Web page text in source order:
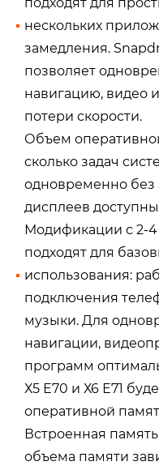
нескольких
замедления.
позволяет
навигацию, видео
потери скорости.
Объем
сколько задач
одновременно без
дисплеев
Модификации с 2-
подходят для
использования:
подключения
музыки. Для
навигации,
программ
Х5 Е70 и Х6 Е71
оперативной
Встроенная
объема памяти